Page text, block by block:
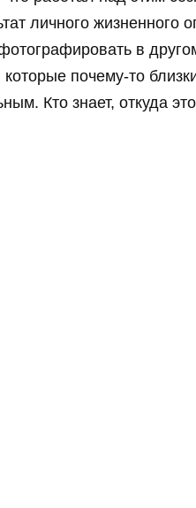
личного
в
почему-то
Кто знает, откуда